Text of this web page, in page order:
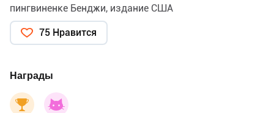
пингвиненке Бенджи, издание США
75 Нравится
Награды